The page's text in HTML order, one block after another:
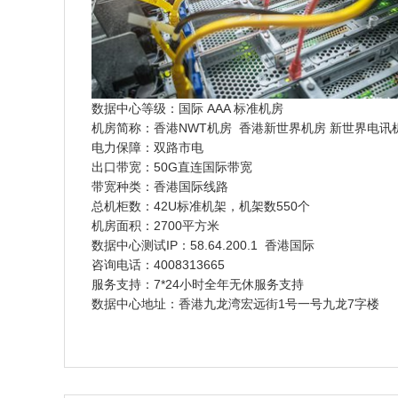
数据中心等级：国际 AAA 标准机房
机房简称：香港NWT机房 香港新世界机房 新世界电讯
电力保障：双路市电
出口带宽：50G直连国际带宽
带宽种类：香港国际线路
总机柜数：42U标准机架，机架数550个
机房面积：2700平方米
数据中心测试IP：58.64.200.1 香港国际
咨询电话： 4008313665
服务支持：7*24小时全年无休服务支持
数据中心地址：香港九龙湾宏远街1号一号九龙7字楼